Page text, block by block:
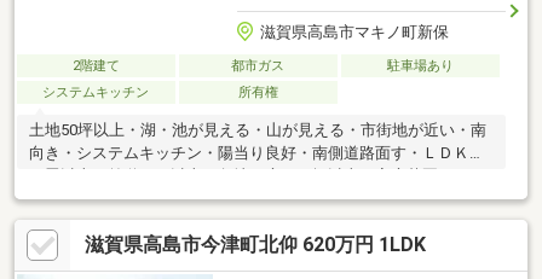
滋賀県高島市マキノ町新保
2階建て 都市ガス
駐車場あり
システムキッチン
所有権
土地50坪以上・湖・池が見える・山が見える・市街地が近い・南
向き・システムキッチン・陽当り良好・南側道路面す・ＬＤＫ１
ワー付洗面化粧台・２階建・南庭・浴室に窓・吹抜け・通風良
好・眺望良好・全居室６畳以上・全室２面採光・平坦地■■お家の
事ならアフターホームにお任せください■■京都を中心とした地域
密着型の不動産業者です。・新築・中古・土地・マンション・リ
滋賀県高島市今津町北仰 620万円 1LDK